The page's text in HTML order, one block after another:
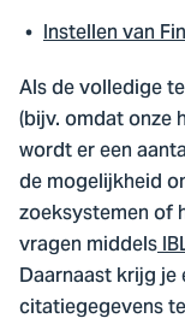
Instellen van
Als de volledige
(bijv. omdat onze
wordt er een
de mogelijkheid
zoeksystemen of
vragen middels
Daarnaast krijg
citatiegegevens